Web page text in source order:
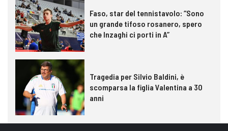
Faso, star del tennistavolo: “Sono
un grande tifoso rosanero, spero
che Inzaghi ci porti in A”
Tragedia per Silvio Baldini, è
scomparsa la figlia Valentina a 30
anni